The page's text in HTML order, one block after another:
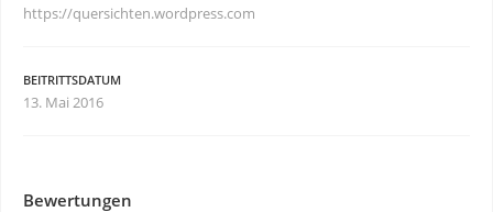
https://quersichten.wordpress.com
BEITRITTSDATUM
13. Mai 2016
Bewertungen